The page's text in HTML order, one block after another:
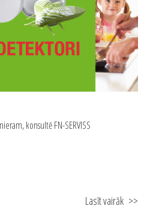
konsultē FN-SERVISS
Lasīt vairāk >>